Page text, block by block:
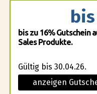
bis zu 16% Gutschein
Sales Produkte.
Gültig bis 30.04.26.
anzeigen